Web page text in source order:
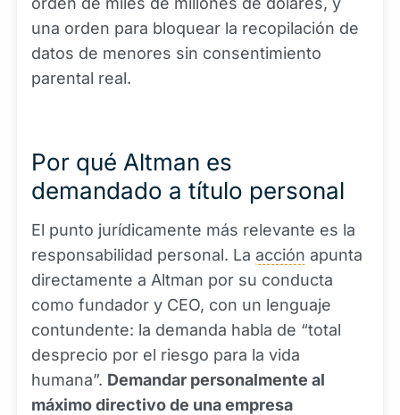
una orden para bloquear la recopilación de
datos de menores sin consentimiento
parental real.
Por qué Altman es
demandado a título personal
El punto jurídicamente más relevante es la
responsabilidad personal. La acción apunta
directamente a Altman por su conducta
como fundador y CEO, con un lenguaje
contundente: la demanda habla de “total
desprecio por el riesgo para la vida
humana”. Demandar personalmente al
máximo directivo de una empresa